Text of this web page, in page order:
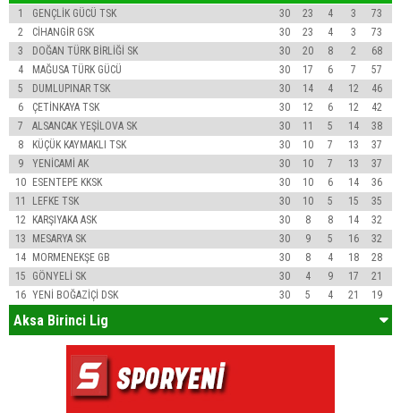
1 GENÇLİK GÜCÜ TSK 30 23 4 3
73
2
CİHANGİR GSK 30 23 4 3
73
3
DOĞAN TÜRK BİRLİĞİ SK 30 20 8 2
68
4
MAĞUSA TÜRK GÜCÜ 30 17 6 7
57
5
DUMLUPINAR TSK 30 14 4 12
46
6
ÇETİNKAYA TSK 30 12 6 12
42
7
ALSANCAK YEŞİLOVA SK 30 11 5 14
38
8
KÜÇÜK KAYMAKLI TSK 30 10 7 13
37
9
YENİCAMİ AK 30 10 7 13
37
10 ESENTEPE KKSK 30 10 6 14
36
11
LEFKE TSK 30 10 5 15
35
12
KARŞIYAKA ASK 30 8 8 14
32
13
MESARYA SK 30 9 5 16
32
14 MORMENEKŞE GB 30 8 4 18
28
15
GÖNYELİ SK 30 4 9 17
21
16 YENİ BOĞAZİÇİ DSK 30 5 4 21 19
Aksa Birinci Lig